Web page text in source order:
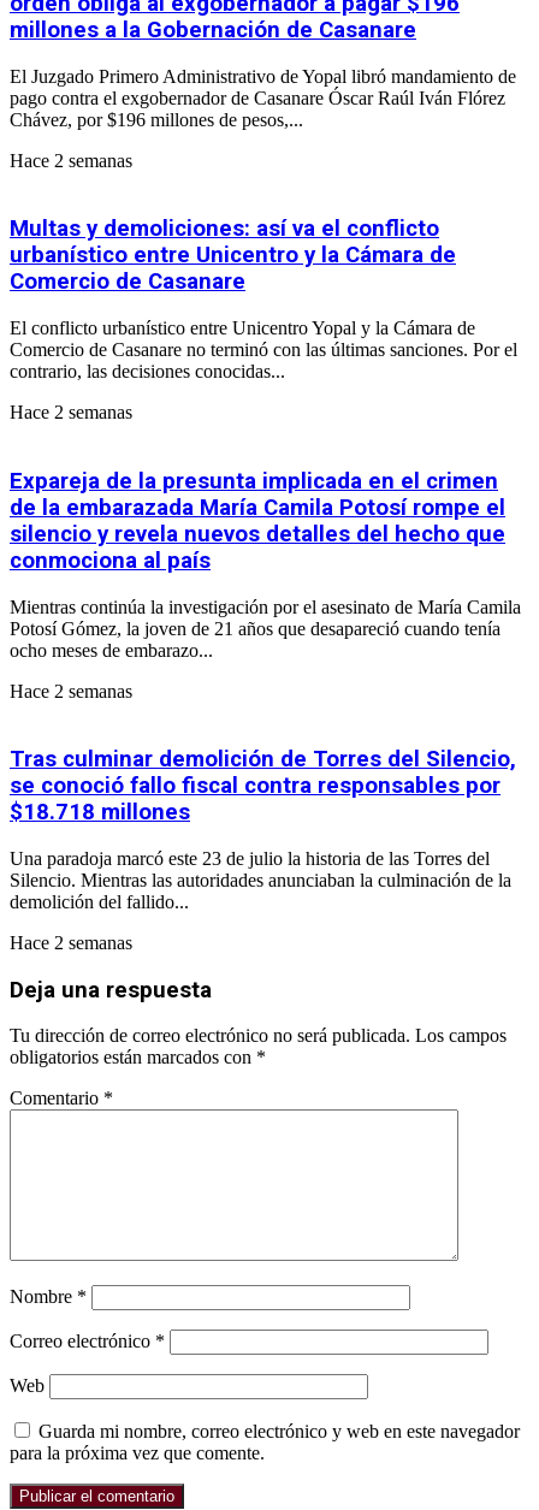
millones a la Gobernación de Casanare
El Juzgado Primero Administrativo de Yopal libró mandamiento de
pago contra el exgobernador de Casanare Óscar Raúl Iván Flórez
Chávez, por $196 millones de pesos,...
Hace 2 semanas
Multas y demoliciones: así va el conflicto
urbanístico entre Unicentro y la Cámara de
Comercio de Casanare
El conflicto urbanístico entre Unicentro Yopal y la Cámara de
Comercio de Casanare no terminó con las últimas sanciones. Por el
contrario, las decisiones conocidas...
Hace 2 semanas
Expareja de la presunta implicada en el crimen
de la embarazada María Camila Potosí rompe el
silencio y revela nuevos detalles del hecho que
conmociona al país
Mientras continúa la investigación por el asesinato de María Camila
Potosí Gómez, la joven de 21 años que desapareció cuando tenía
ocho meses de embarazo...
Hace 2 semanas
Tras culminar demolición de Torres del Silencio,
se conoció fallo fiscal contra responsables por
$18.718 millones
Una paradoja marcó este 23 de julio la historia de las Torres del
Silencio. Mientras las autoridades anunciaban la culminación de la
demolición del fallido...
Hace 2 semanas
Deja una respuesta
Tu dirección de correo electrónico no será publicada. Los campos
obligatorios están marcados con *
Comentario *
Nombre *
Correo electrónico *
Web
Guarda mi nombre, correo electrónico y web en este navegador
para la próxima vez que comente.